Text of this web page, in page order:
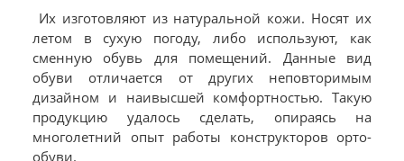
Их изготовляют из натуральной кожи. Носят их
летом в сухую погоду, либо используют, как
сменную обувь для помещений. Данные вид
обуви отличается от других неповторимым
дизайном и наивысшей комфортностью. Такую
продукцию удалось сделать, опираясь на
многолетний опыт работы конструкторов орто-
обуви.